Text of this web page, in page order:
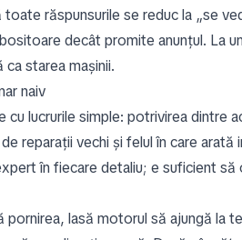
răspunsurile se reduc la „se
decât promite anunțul. La
starea mașinii.
naiv
cu lucrurile simple: potrivirea dintre
reparații vechi și felul în care arată
în fiecare detaliu; e suficient să
lasă motorul să ajungă la